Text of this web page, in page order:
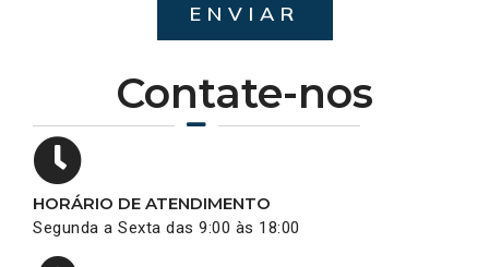
Contate-nos
HORÁRIO DE ATENDIMENTO
Segunda a Sexta das 9:00 às 18:00
ENVIAR